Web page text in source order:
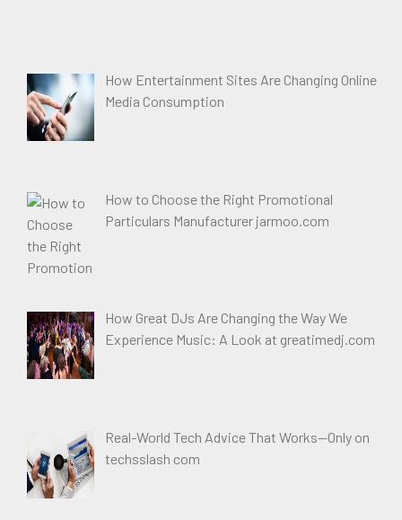
How Entertainment Sites Are Changing Online
Media Consumption
How to Choose the Right Promotional
Particulars Manufacturer jarmoo.com
How Great DJs Are Changing the Way We
Experience Music: A Look at greatimedj.com
Real-World Tech Advice That Works—Only on
techsslash com